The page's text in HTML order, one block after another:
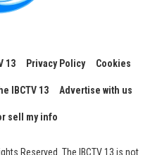
13 Privacy Policy Cookies
IBCTV 13 Advertise with us
sell my info
Reserved. The IBCTV 13 is not